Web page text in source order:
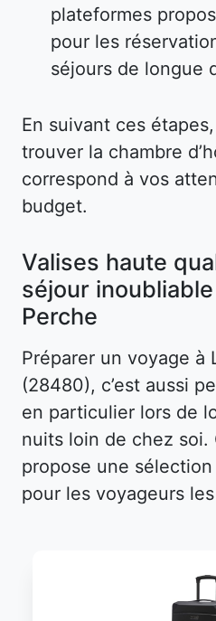
plateformes
pour les
séjours de longue
En suivant ces
trouver la chambre
correspond à vos
budget.
Valises haute
séjour
Perche
Préparer un voyage à
(28480), c’est aussi
en particulier lors de
nuits loin de chez soi.
propose une
pour les voyageurs